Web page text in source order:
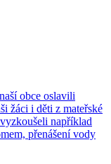
obce oslavili
žáci i děti z mateřské
například
přenášení vody